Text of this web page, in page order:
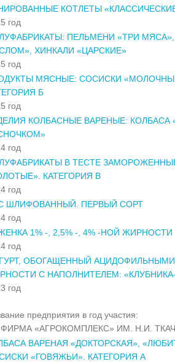
КОТЛЕТЫ
год
ПЕЛЬМЕНИ «ТРИ
ХИНКАЛИ «ЦАРСКИЕ»
год
МЯСНЫЕ: СОСИСКИ
Б
год
КОЛБАСНЫЕ ВАРЕНЫЕ: КОЛБАСА
год
В ТЕСТЕ
КАТЕГОРИЯ В
год
ШЛИФОВАННЫЙ. ПЕРВЫЙ СОРТ
год
1% -, 2,5% -, 4% -НОЙ ЖИРНОСТИ
год
ОБОГАЩЕННЫЙ АЦИДОФИЛЬНЫМИ
С НАПОЛНИТЕЛЕМ:
год
предприятия в год участия:
«АГРОКОМПЛЕКС» ИМ. Н.И.
ВАРЕНАЯ «ДОКТОРСКАЯ»,
«ГОВЯЖЬИ». КАТЕГОРИЯ А